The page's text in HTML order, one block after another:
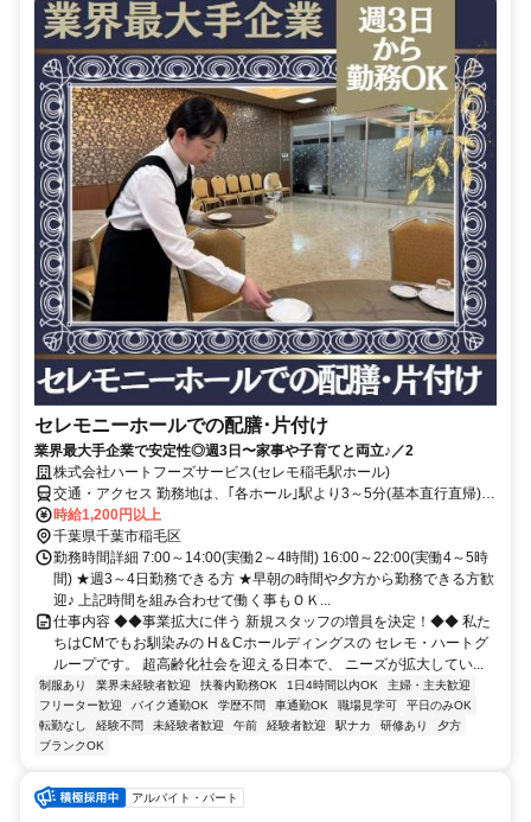
セレモニーホールでの配膳･片付け
業界最大手企業で安定性◎週3日〜家事や子育てと両立♪／2
株式会社ハートフーズサービス(セレモ稲毛駅ホール)
交通・アクセス 勤務地は、｢各ホール｣駅より3～5分(基本直行直帰)の
駅近現場多数
時給1,200円以上
千葉県千葉市稲毛区
勤務時間詳細 7:00～14:00(実働2～4時間) 16:00～22:00(実働4～5時
間) ★週3～4日勤務できる方 ★早朝の時間や夕方から勤務できる方歓
迎♪ 上記時間を組み合わせて働く事もＯＫ...
仕事内容 ◆◆事業拡大に伴う 新規スタッフの増員を決定！◆◆ 私た
ちはCMでもお馴染みの H＆Cホールディングスの セレモ・ハートグ
ループです。 超高齢化社会を迎える日本で、 ニーズが拡大してい...
制服あり 業界未経験者歓迎 扶養内勤務OK 1日4時間以内OK
主婦・主夫歓迎
フリーター歓迎
バイク通勤OK 学歴不問 車通勤OK 職場見学可
平日のみOK
転勤なし
経験不問 未経験者歓迎 午前 経験者歓迎 駅ナカ 研修あり
夕方
ブランクOK
アルバイト・パート